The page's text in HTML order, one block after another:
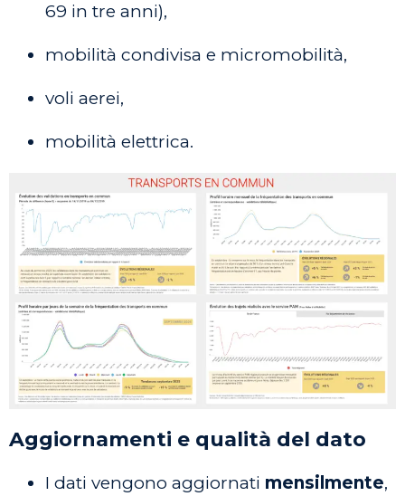
69 in tre anni),
mobilità condivisa e micromobilità,
voli aerei,
mobilità elettrica.
Aggiornamenti e qualità del dato
I dati vengono aggiornati mensilmente,